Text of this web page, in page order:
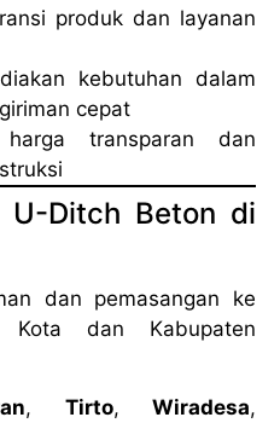
produk dan layanan
kebutuhan dalam
cepat
transparan dan
U-Ditch Beton di
dan pemasangan ke
dan Kabupaten
, Tirto,Wiradesa,